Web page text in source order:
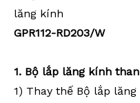
lăng kính
GPR112-RD203/W
1. Bộ lắp lăng kính
1) Thay thế Bộ lắp